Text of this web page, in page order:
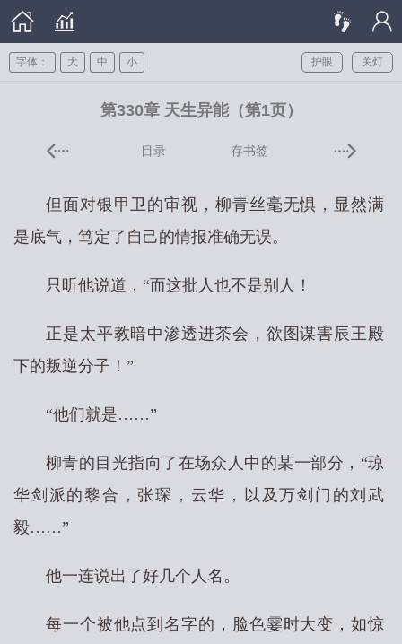
关灯
护眼
字体： 大 中 小
第330章 天生异能（第1页）
目录 存书签
但面对银甲卫的审视，柳青丝毫无惧，显然满
是底气，笃定了自己的情报准确无误。
只听他说道，“而这批人也不是别人！
正是太平教暗中渗透进茶会，欲图谋害辰王殿
下的叛逆分子！”
“他们就是……”
柳青的目光指向了在场众人中的某一部分，“琼
华剑派的黎合，张琛，云华，以及万剑门的刘武
毅……”
他一连说出了好几个人名。
每一个被他点到名字的，脸色霎时大变，如惊